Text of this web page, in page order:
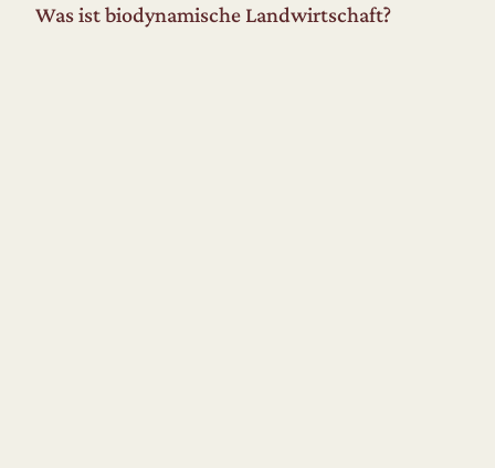
Was ist biodynamische Landwirtschaft?